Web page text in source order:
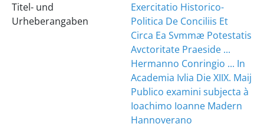
Titel- und
Urheberangaben
Exercitatio Historico-
Politica De Conciliis Et
Circa Ea Svmmæ Potestatis
Avctoritate Praeside ...
Hermanno Conringio ... In
Academia Ivlia Die XIIX. Maij
Publico examini subjecta à
Ioachimo Ioanne Madern
Hannoverano